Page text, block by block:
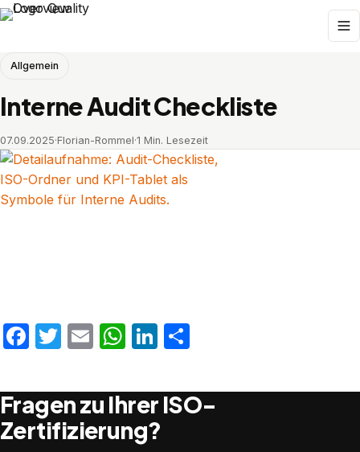
Allgemein
Interne Audit Checkliste
07.09.2025·Florian-Rommel·1 Min. Lesezeit
Facebook
Twitter
EmailWhatsApp
LinkedIn
Fragen zu Ihrer ISO-
Zertifizierung?